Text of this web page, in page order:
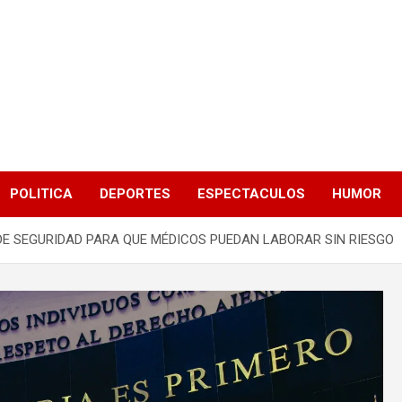
POLITICA DEPORTES ESPECTACULOS HUMOR
SEGURIDAD PARA QUE MÉDICOS PUEDAN LABORAR SIN RIESGO